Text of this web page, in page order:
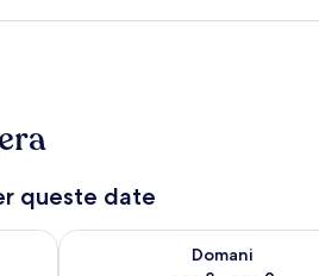
queste date
sera, ago 7 - ago 8
Domani
Verifica la disponibilità per